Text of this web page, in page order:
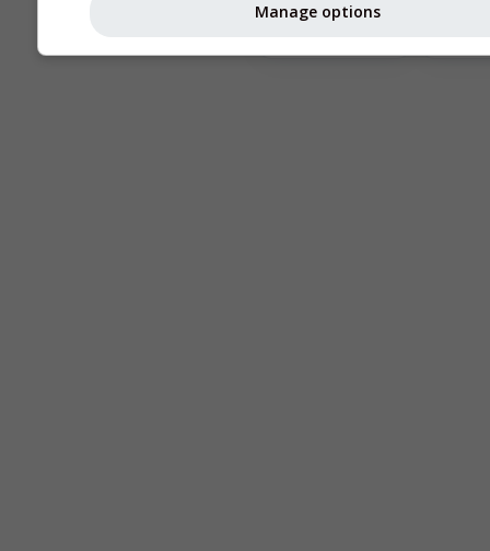
Astronomy
Manage options